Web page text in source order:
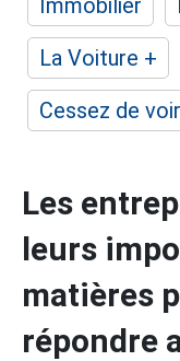
Immobilier
La Voiture +
Cessez de
Les
leurs
matières
répondre